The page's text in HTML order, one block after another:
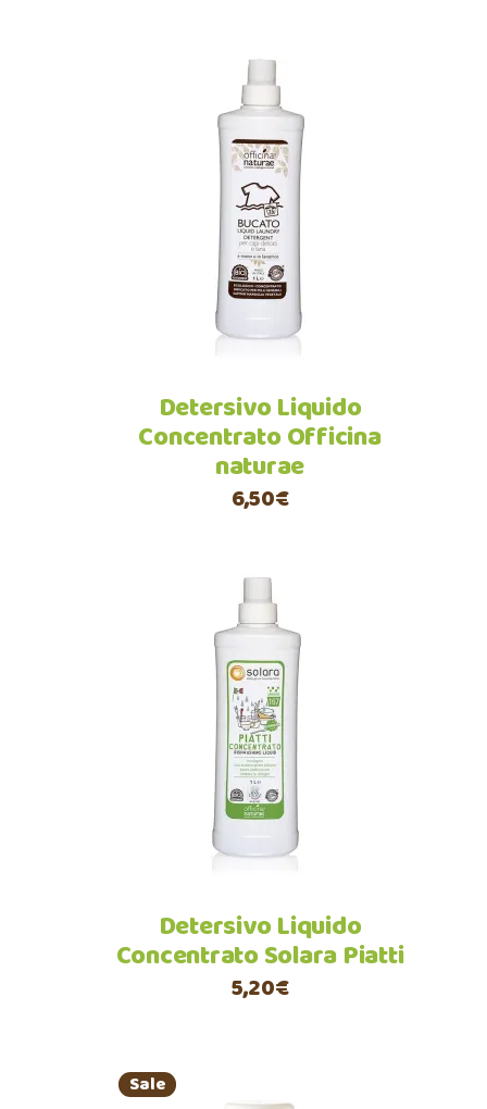
Aggiungi al carrello
Detersivo Liquido
Concentrato Officina
naturae
6,50€
Aggiungi al carrello
Detersivo Liquido
Concentrato Solara Piatti
5,20€
Sale